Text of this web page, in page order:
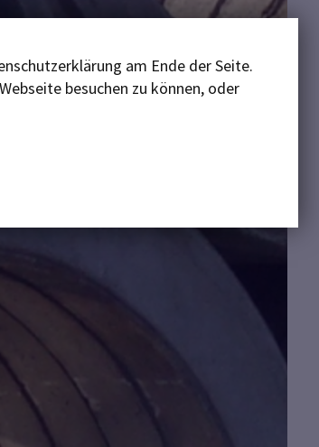
am Ende der Seite.
besuchen zu können, oder